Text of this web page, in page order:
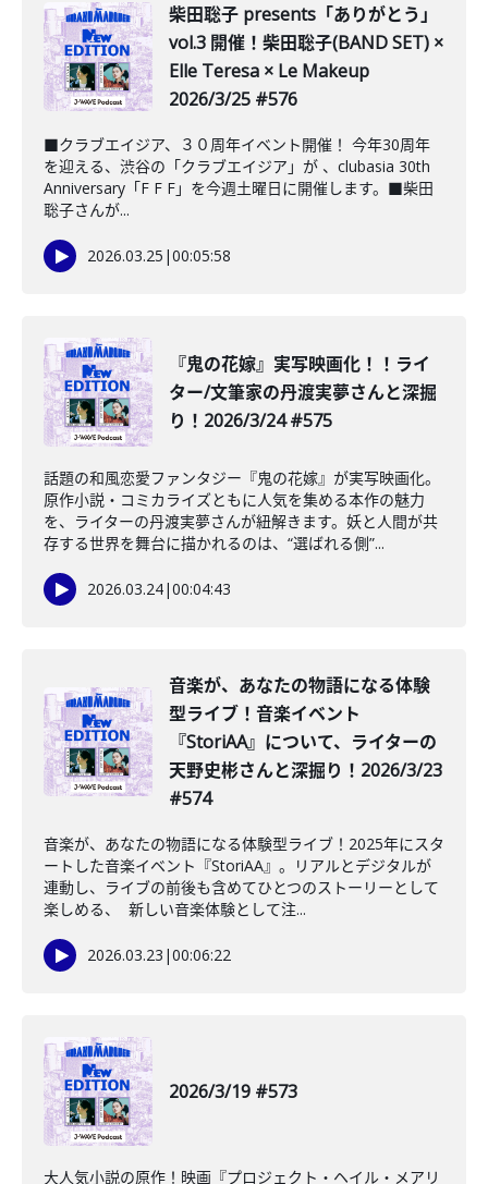
柴田聡子 presents「ありがとう」
vol.3 開催！柴田聡子(BAND SET) ×
Elle Teresa × Le Makeup
2026/3/25 #576
■クラブエイジア、３０周年イベント開催！ 今年30周年
を迎える、渋谷の「クラブエイジア」が 、clubasia 30th
Anniversary「F F F」を今週土曜日に開催します。■柴田
聡子さんが...
2026.03.25 |00:05:58
️『鬼の花嫁』実写映画化！！ライ
ター/文筆家の丹渡実夢さんと深掘
り！2026/3/24 #575
話題の和風恋愛ファンタジー『鬼の花嫁』が実写映画化。
原作小説・コミカライズともに人気を集める本作の魅力
を、ライターの丹渡実夢さんが紐解きます。妖と人間が共
存する世界を舞台に描かれるのは、“選ばれる側”...
2026.03.24|00:04:43
音楽が、あなたの物語になる体験
型ライブ！音楽イベント
『StoriAA』について、ライターの
天野史彬さんと深掘り！2026/3/23
#574
音楽が、あなたの物語になる体験型ライブ！2025年にスタ
ートした音楽イベント『StoriAA』。リアルとデジタルが
連動し、ライブの前後も含めてひとつのストーリーとして
楽しめる、 新しい音楽体験として注...
2026.03.23 |00:06:22
2026/3/19 #573
大人気小説の原作！映画『プロジェクト・ヘイル・メアリ